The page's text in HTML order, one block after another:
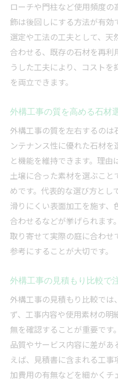
ローチや門柱など使用頻度
飾は後回しにする方法が有効
選定や工法の工夫として、
合わせる、既存の石材を再利
うした工夫により、コスト
を両立できます。
外構工事の質を高める石材
外構工事の質を左右するのは
ンテナンス性に優れた石材を
と機能を維持できます。理由
土壌に合った素材を選ぶこと
めです。代表的な選び方とし
滑りにくい表面加工を施す、
合わせるなどが挙げられます
取り寄せて実際の庭に合わせ
参考にすることが大切です。
外構工事の見積もり比較で
外構工事の見積もり比較では
ず、工事内容や使用素材の明
無を確認することが重要です
品質やサービス内容に差があ
えば、見積書に含まれる工
加費用の有無などを細かく